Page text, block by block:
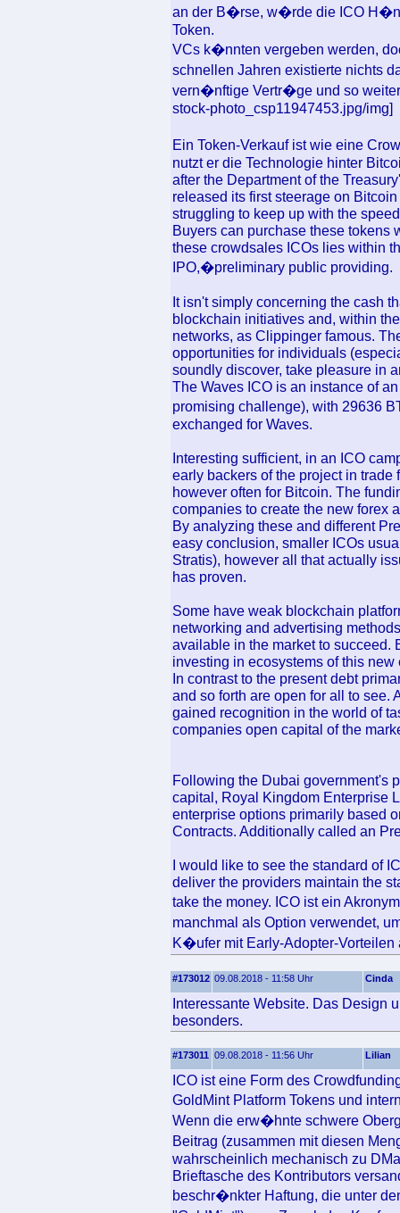
an der B�rse, w�rde die ICO
Token.
VCs k�nnten vergeben werden,
schnellen Jahren existierte nichts
vern�nftige Vertr�ge und so
stock-photo_csp11947453.jpg/img]
Ein Token-Verkauf ist wie eine
nutzt er die Technologie hinter
after the Department of the
released its first steerage on
struggling to keep up with the
Buyers can purchase these tokens
these crowdsales ICOs lies within
IPO,�preliminary public providing.
It isn't simply concerning the cash
blockchain initiatives and, within
networks, as Clippinger famous.
opportunities for individuals
soundly discover, take pleasure in
The Waves ICO is an instance of
promising challenge), with 29636
exchanged for Waves.
Interesting sufficient, in an ICO
early backers of the project in
however often for Bitcoin. The
companies to create the new forex
By analyzing these and different
easy conclusion, smaller ICOs
Stratis), however all that actually
has proven.
Some have weak blockchain
networking and advertising
available in the market to succeed.
investing in ecosystems of this new
In contrast to the present debt
and so forth are open for all to see.
gained recognition in the world of
companies open capital of the
Following the Dubai government's
capital, Royal Kingdom Enterprise
enterprise options primarily based
Contracts. Additionally called an
I would like to see the standard of
deliver the providers maintain the
take the money. ICO ist ein
manchmal als Option verwendet,
K�ufer mit Early-Adopter-Vorteilen
#173012 09.08.2018 - 11:58 Uhr Cinda
Interessante Website. Das Design
besonders.
#173011 09.08.2018 - 11:56 Uhr Lilian
ICO ist eine Form des
GoldMint Platform Tokens und
Wenn die erw�hnte schwere
Beitrag (zusammen mit diesen
wahrscheinlich mechanisch zu
Brieftasche des Kontributors
beschr�nkter Haftung, die unter